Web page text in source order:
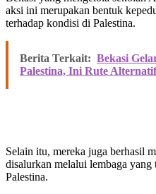
aksi ini merupakan bentuk
terhadap kondisi di Palestina.
Berita Terkait: Bekasi
Palestina, Ini Rute
Selain itu, mereka juga berhasil
disalurkan melalui lembaga
Palestina.